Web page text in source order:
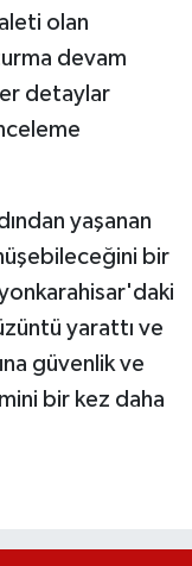
olan
devam
detaylar
yaşanan
bir
yarattı ve
güvenlik ve
bir kez daha